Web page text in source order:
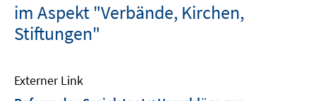
im Aspekt "Verbände, Kirchen,
Stiftungen"
Externer Link